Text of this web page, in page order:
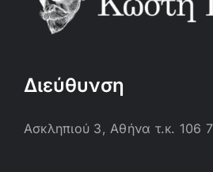
Διεύθυνση
Ασκληπιού 3, Αθήνα τ.κ. 106